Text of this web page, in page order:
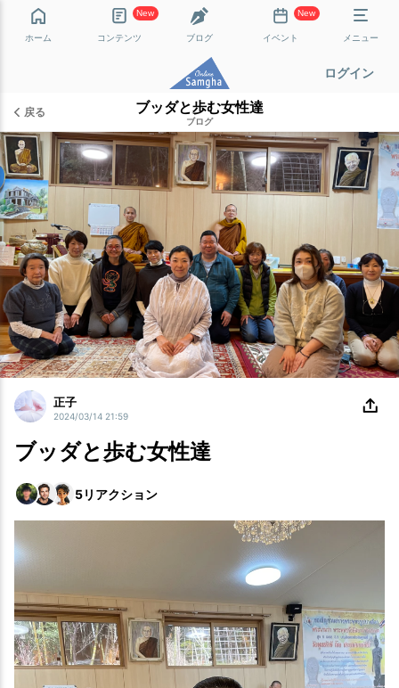
ホーム
New
コンテンツ ブログ
New
イベント メニュー
ログイン
戻る ブッダと歩む女性達
ブログ
正子
2024/03/14 21:59
ブッダと歩む女性達
5リアクション